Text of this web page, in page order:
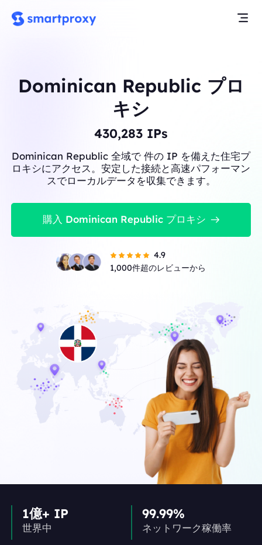
Dominican Republic プロ
キシ
430,283 IPs
Dominican Republic 全域で 件の IP を備えた住宅プ
ロキシにアクセス。安定した接続と高速パフォーマン
スでローカルデータを収集できます。
購入 Dominican Republic プロキシ
4.9
1,000件超のレビューから
1億+ IP
世界中
99.99%
ネットワーク稼働率